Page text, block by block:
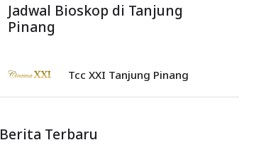
Jadwal Bioskop di Tanjung
Pinang
Tcc XXI Tanjung Pinang
Berita Terbaru